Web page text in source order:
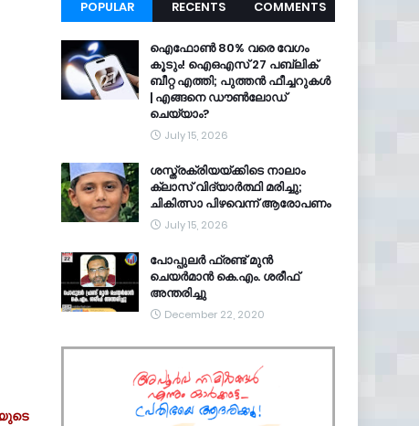
POPULAR RECENTS COMMENTS
ഐഫോൺ 80% വരെ വേഗം
കൂടും! ഐഒഎസ് 27 പബ്ലിക്
ബീറ്റ എത്തി; പുത്തൻ ഫീച്ചറുകൾ
| എങ്ങനെ ഡൗൺലോഡ്
ചെയ്യാം?
July 15, 2026
ശസ്ത്രക്രിയയ്ക്കിടെ നാലാം
ക്ലാസ് വിദ്യാർത്ഥി മരിച്ചു;
ചികിത്സാ പിഴവെന്ന് ആരോപണം
July 15, 2026
പോപ്പുലർ ഫ്രണ്ട്​ മുൻ
ചെയർമാൻ കെ.എം. ശരീഫ്​
അന്തരിച്ചു
December 22, 2020